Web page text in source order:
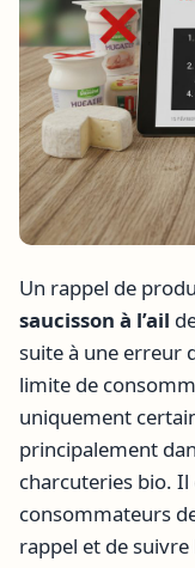
Un rappel de
saucisson à l’ail
suite à une erreur
limite de
uniquement
principalement
charcuteries bio. Il
consommateurs
rappel et de